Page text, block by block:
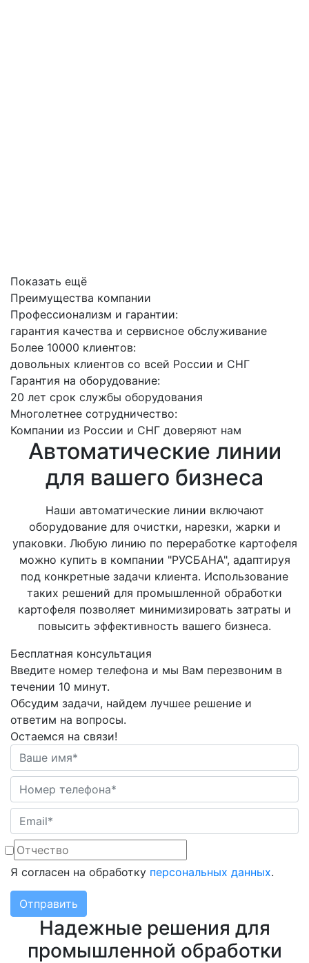
Показать ещё
Преимущества компании
Профессионализм и гарантии:
гарантия качества и сервисное обслуживание
Более 10000 клиентов:
довольных клиентов со всей России и СНГ
Гарантия на оборудование:
20 лет срок службы оборудования
Многолетнее сотрудничество:
Компании из России и СНГ доверяют нам
Автоматические линии
для вашего бизнеса
Наши автоматические линии включают
оборудование для очистки, нарезки, жарки и
упаковки. Любую линию по переработке картофеля
можно купить в компании "РУСБАНА", адаптируя
под конкретные задачи клиента. Использование
таких решений для промышленной обработки
картофеля позволяет минимизировать затраты и
повысить эффективность вашего бизнеса.
Бесплатная консультация
Введите номер телефона и мы Вам перезвоним в
течении 10 минут.
Обсудим задачи, найдем лучшее решение и
ответим на вопросы.
Остаемся на связи!
Я согласен на обработку персональных данных.
Отправить
Надежные решения для
промышленной обработки